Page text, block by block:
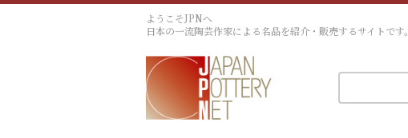
ようこそJPNへ
日本の一流陶芸作家による名品を紹介・販売するサイトです。